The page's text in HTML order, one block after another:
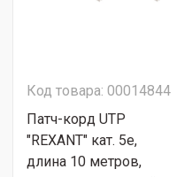
Код товара: 00014844
Патч-корд UTP
"REXANT" кат. 5e,
длина 10 метров,